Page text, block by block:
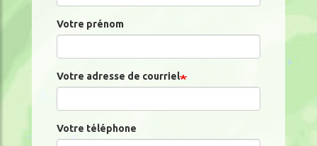
Votre prénom
Votre adresse de courriel
Votre téléphone